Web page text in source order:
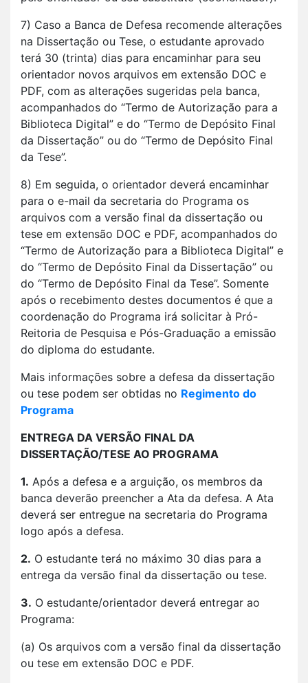
7) Caso a Banca de Defesa recomende alterações
na Dissertação ou Tese, o estudante aprovado
terá 30 (trinta) dias para encaminhar para seu
orientador novos arquivos em extensão DOC e
PDF, com as alterações sugeridas pela banca,
acompanhados do “Termo de Autorização para a
Biblioteca Digital” e do “Termo de Depósito Final
da Dissertação” ou do “Termo de Depósito Final
da Tese”.
8) Em seguida, o orientador deverá encaminhar
para o e-mail da secretaria do Programa os
arquivos com a versão final da dissertação ou
tese em extensão DOC e PDF, acompanhados do
“Termo de Autorização para a Biblioteca Digital” e
do “Termo de Depósito Final da Dissertação” ou
do “Termo de Depósito Final da Tese”. Somente
após o recebimento destes documentos é que a
coordenação do Programa irá solicitar à Pró-
Reitoria de Pesquisa e Pós-Graduação a emissão
do diploma do estudante.
Mais informações sobre a defesa da dissertação
ou tese podem ser obtidas no Regimento do
Programa
ENTREGA DA VERSÃO FINAL DA
DISSERTAÇÃO/TESE AO PROGRAMA
1. Após a defesa e a arguição, os membros da
banca deverão preencher a Ata da defesa. A Ata
deverá ser entregue na secretaria do Programa
logo após a defesa.
2. O estudante terá no máximo 30 dias para a
entrega da versão final da dissertação ou tese.
3. O estudante/orientador deverá entregar ao
Programa:
(a) Os arquivos com a versão final da dissertação
ou tese em extensão DOC e PDF.